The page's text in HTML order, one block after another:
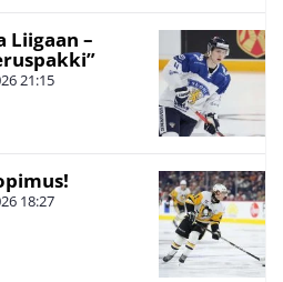
Liigaan –
21:15
18:27